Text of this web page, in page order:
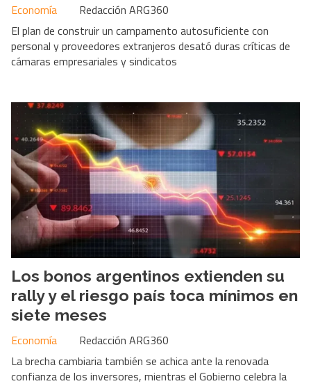
Redacción ARG360
Economía
El plan de construir un campamento autosuficiente con
personal y proveedores extranjeros desató duras críticas de
cámaras empresariales y sindicatos
Los bonos argentinos extienden su
rally y el riesgo país toca mínimos en
siete meses
Redacción ARG360
Economía
La brecha cambiaria también se achica ante la renovada
confianza de los inversores, mientras el Gobierno celebra la